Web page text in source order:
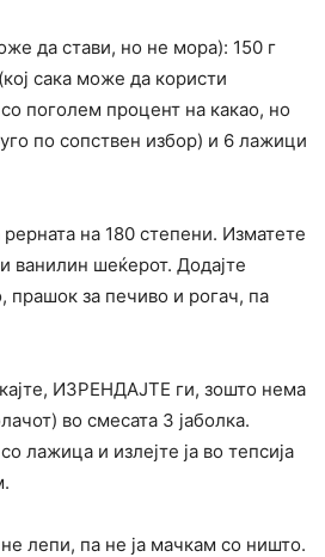
да стави, но не мора): 150 г
сака може да користи
поголем процент на какао, но
по сопствен избор) и 6 лажици
рерната на 180 степени. Изматете
ванилин шеќерот. Додајте
за печиво и рогач, па
ИЗРЕНДАЈТЕ ги, зошто нема
во смесата 3 јаболка.
лажица и излејте ја во тепсија
лепи, па не ја мачкам со ништо.